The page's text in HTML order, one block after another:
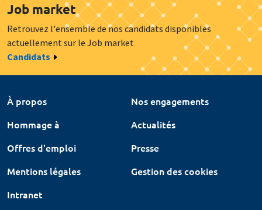
Job market
Retrouvez l'ensemble de nos candidats disponibles
actuellement sur le Job market
Candidats
À propos
Nos engagements
Hommage à
Actualités
Offres d'emploi
Presse
Mentions légales
Gestion des cookies
Intranet